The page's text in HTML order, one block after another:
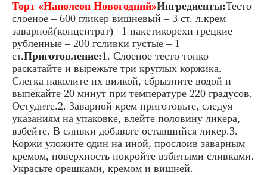
Торт «Наполеон Новогодний»Ингредиенты:Тесто
слоеное – 600 гликер вишневый – 3 ст. л.крем
заварной(концентрат)– 1 пакетикорехи грецкие
рубленные – 200 гсливки густые – 1
ст.Приготовление:1. Слоеное тесто тонко
раскатайте и вырежьте три круглых коржика.
Слегка наколите их вилкой, сбрызните водой и
выпекайте 20 минут при температуре 220 градусов.
Остудите.2. Заварной крем приготовьте, следуя
указаниям на упаковке, влейте половину ликера,
взбейте. В сливки добавьте оставшийся ликер.3.
Коржи уложите один на иной, прослоив заварным
кремом, поверхность покройте взбитыми сливками.
Украсьте орешками, кремом и вишней.